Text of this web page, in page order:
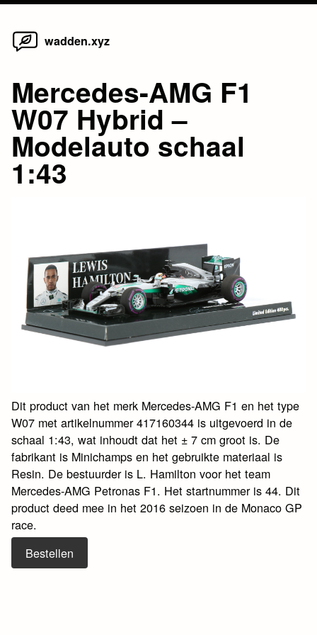
Skip
wadden.xyz
Mercedes-AMG F1
W07 Hybrid –
Modelauto schaal
1:43
Dit product van het merk Mercedes-AMG F1 en het type
W07 met artikelnummer 417160344 is uitgevoerd in de
schaal 1:43, wat inhoudt dat het ± 7 cm groot is. De
fabrikant is Minichamps en het gebruikte materiaal is
Resin. De bestuurder is L. Hamilton voor het team
Mercedes-AMG Petronas F1. Het startnummer is 44. Dit
product deed mee in het 2016 seizoen in de Monaco GP
race.
Bestellen